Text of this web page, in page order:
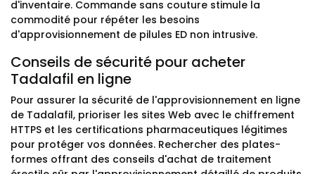
d'inventaire. Commande sans couture stimule la
commodité pour répéter les besoins
d'approvisionnement de pilules ED non intrusive.
Conseils de sécurité pour acheter
Tadalafil en ligne
Pour assurer la sécurité de l'approvisionnement en ligne
de Tadalafil, prioriser les sites Web avec le chiffrement
HTTPS et les certifications pharmaceutiques légitimes
pour protéger vos données. Rechercher des plates-
formes offrant des conseils d'achat de traitement